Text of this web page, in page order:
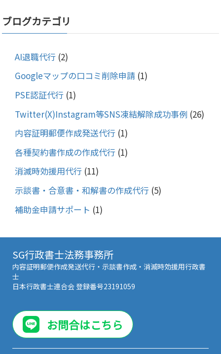
ブログカテゴリ
AI退職代行(2)
Googleマップの口コミ削除申請(1)
PSE認証代行(1)
Twitter(X)Instagram等SNS凍結解除成功事例 (26)
内容証明郵便作成発送代行(1)
各種契約書作成の作成代行(1)
消滅時効援用代行(11)
示談書・合意書・和解書の作成代行(5)
補助金申請サポート (1)
SG行政書士法務事務所
内容証明郵便作成発送代行・示談書作成・消滅時効援用行政書
士
日本行政書士連合会 登録番号23191059
お問合はこちら